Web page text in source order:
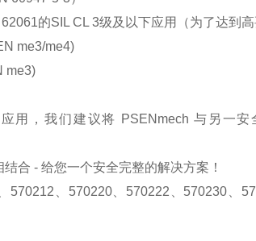
的SIL CL 3级及以下应用（为了达到高
me3/me4)
me3)
用，我们建议将 PSENmech 与另一安
合 - 给您一个安全完整的解决方案！
、570220、570222、570230、